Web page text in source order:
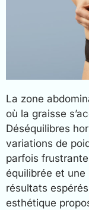
La zone
où la graisse
Déséquilibres
variations de
parfois
équilibrée et une
résultats
esthétique